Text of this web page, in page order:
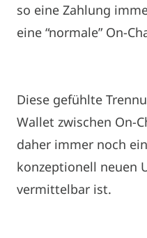
so eine Zahlung
eine “normale” On-
Diese gefühlte
Wallet zwischen On-
daher immer noch
konzeptionell neuen
vermittelbar ist.